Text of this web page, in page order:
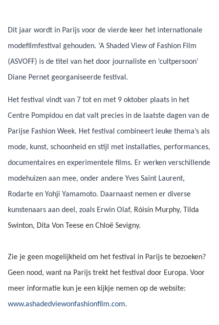
Dit jaar wordt in Parijs voor de vierde keer het internationale
modefilmfestival gehouden. ‘A Shaded View of Fashion Film
(ASVOFF) is de titel van het door journaliste en ‘cultpersoon’
Diane Pernet georganiseerde festival.
Het festival vindt van 7 tot en met 9 oktober plaats in het
Centre Pompidou en dat valt precies in de laatste dagen van de
Parijse Fashion Week. Het festival combineert leuke thema’s als
mode, kunst, schoonheid en stijl met installaties, performances,
documentaires en experimentele films. Er werken verschillende
modehuizen aan mee, onder andere Yves Saint Laurent,
Rodarte en Yohji Yamamoto. Daarnaast nemen er diverse
kunstenaars aan deel, zoals Erwin Olaf, Róisín Murphy, Tilda
Swinton, Dita Von Teese en Chloë Sevigny.
Zie je geen mogelijkheid om het festival in Parijs te bezoeken?
Geen nood, want na Parijs trekt het festival door Europa. Voor
meer informatie kun je een kijkje nemen op de website:
www.ashadedviewonfashionfilm.com.